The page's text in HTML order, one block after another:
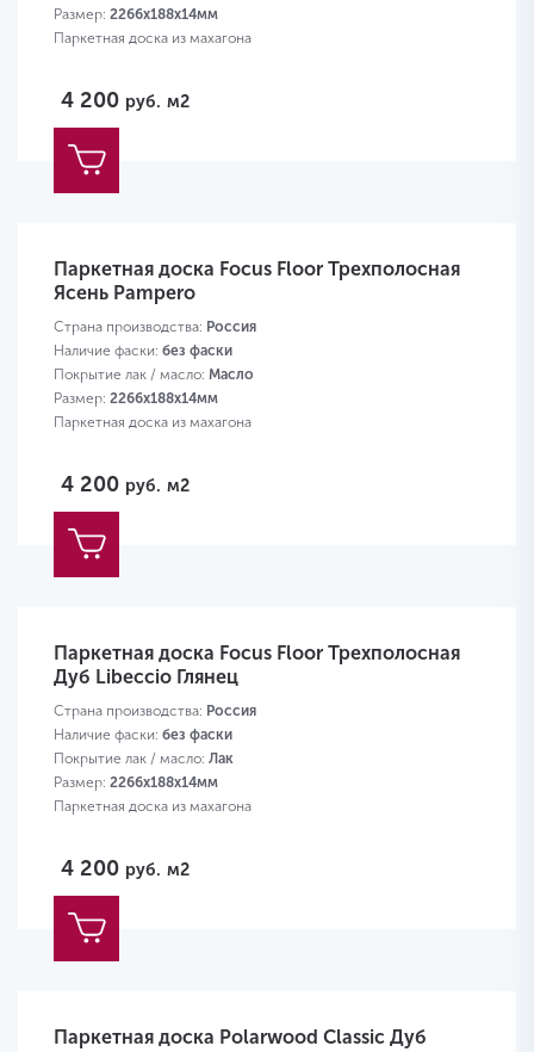
Размер: 2266х188х14мм
Паркетная доска из махагона
4 200 руб. м2
Паркетная доска Focus Floor Трехполосная
Ясень Pampero
Страна производства: Россия
Наличие фаски: без фаски
Покрытие лак / масло: Масло
Размер: 2266х188х14мм
Паркетная доска из махагона
4 200 руб. м2
Паркетная доска Focus Floor Трехполосная
Дуб Libeccio Глянец
Страна производства: Россия
Наличие фаски: без фаски
Покрытие лак / масло: Лак
Размер: 2266х188х14мм
Паркетная доска из махагона
4 200 руб. м2
Паркетная доска Polarwood Classic Дуб